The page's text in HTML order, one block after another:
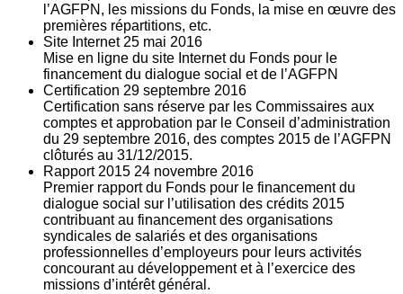
l’AGFPN, les missions du Fonds, la mise en œuvre des
premières répartitions, etc.
Site Internet 25 mai 2016
Mise en ligne du site Internet du Fonds pour le
financement du dialogue social et de l’AGFPN
Certification 29 septembre 2016
Certification sans réserve par les Commissaires aux
comptes et approbation par le Conseil d’administration
du 29 septembre 2016, des comptes 2015 de l’AGFPN
clôturés au 31/12/2015.
Rapport 2015 24 novembre 2016
Premier rapport du Fonds pour le financement du
dialogue social sur l’utilisation des crédits 2015
contribuant au financement des organisations
syndicales de salariés et des organisations
professionnelles d’employeurs pour leurs activités
concourant au développement et à l’exercice des
missions d’intérêt général.